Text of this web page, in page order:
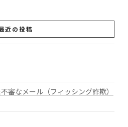
近の投稿
審なメール（フィッシング詐欺）